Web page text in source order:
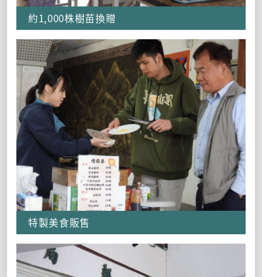
約1,000株樹苗換贈
特製美食販售